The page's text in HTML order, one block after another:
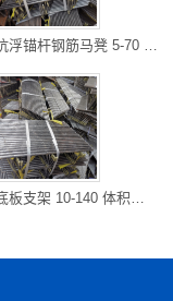
桥梁马镫 抗浮锚杆钢筋马凳 5-70 承载量大 提高施工效率 垫江库
钢筋马凳 底板支架 10-140 体积小 可重复利用施工 江北库房发货